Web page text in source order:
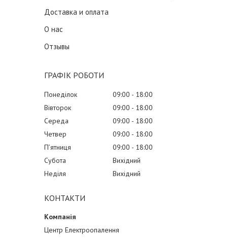
Доставка и оплата
О нас
Отзывы
ГРАФІК РОБОТИ
Понеділок 09:00
18:00
Вівторок
09:00
18:00
Середа
09:00
18:00
Четвер
09:00
18:00
Пʼятниця
09:00
18:00
Субота
Вихідний
Неділя
Вихідний
КОНТАКТИ
Центр Електроопалення